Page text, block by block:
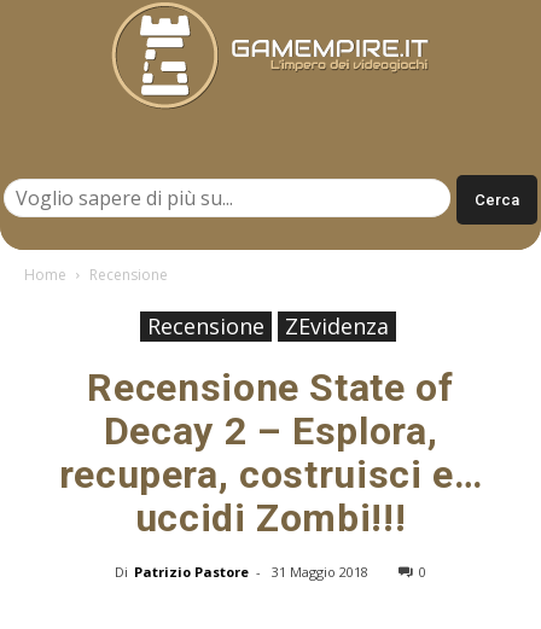
Home Recensione
Recensione ZEvidenza
Recensione State of
Decay 2 – Esplora,
recupera, costruisci e…
uccidi Zombi!!!
Di Patrizio Pastore - 31 Maggio 2018 0